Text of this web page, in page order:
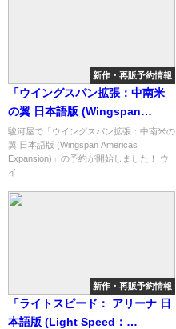
新作・再販予約情報
「ウイングスパン拡張：中南米
の翼 日本語版 (Wingspan
Americas Expansion)」の概略
と予約購入可能なショップ紹
介！
駿河屋で「ウイングスパン拡張：中南米の
翼 日本語版 (Wingspan Americas
Expansion)」の予約が開始しました！ ウ
イ...
新作・再販予約情報
「ライトスピード： アリーナ 日
本語版 (Light Speed：